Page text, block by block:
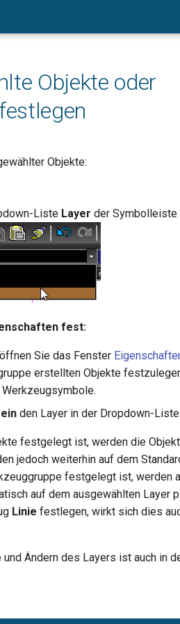
Objekte oder
Objekte:
Liste Layer der Symbolleiste
fest:
Sie das Fenster
erstellten Objekte
den Layer in der Dropdown-Liste
festgelegt ist, werden die
jedoch weiterhin auf dem
festgelegt ist, werden
auf dem ausgewählten Layer
Linie festlegen, wirkt sich dies
Ändern des Layers ist auch in